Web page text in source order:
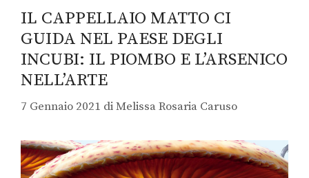
IL CAPPELLAIO MATTO CI
GUIDA NEL PAESE DEGLI
INCUBI: IL PIOMBO E L’ARSENICO
NELL’ARTE
7 Gennaio 2021 diMelissa Rosaria Caruso